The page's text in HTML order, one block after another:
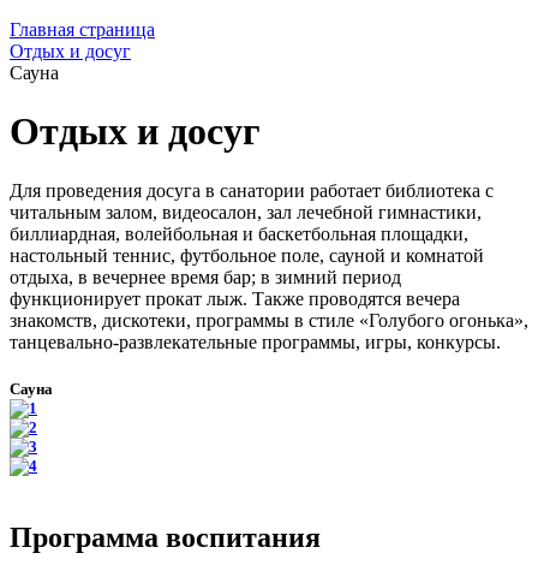
Главная страница
Отдых и досуг
Сауна
Отдых и досуг
Для проведения досуга в санатории работает библиотека с
читальным залом, видеосалон, зал лечебной гимнастики,
биллиардная, волейбольная и баскетбольная площадки,
настольный теннис, футбольное поле, сауной и комнатой
отдыха, в вечернее время бар; в зимний период
функционирует прокат лыж. Также проводятся вечера
знакомств, дискотеки, программы в стиле «Голубого огонька»,
танцевально-развлекательные программы, игры, конкурсы.
Сауна
Программа воспитания